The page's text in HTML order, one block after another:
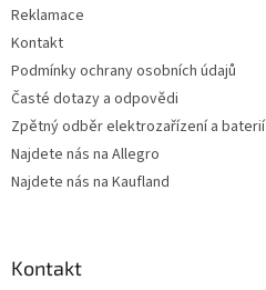
Reklamace
Kontakt
Podmínky ochrany osobních údajů
Časté dotazy a odpovědi
Zpětný odběr elektrozařízení a baterií
Najdete nás na Allegro
Najdete nás na Kaufland
Kontakt